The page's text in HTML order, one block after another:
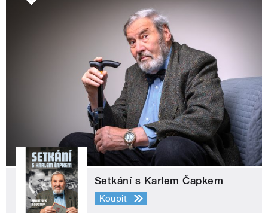
Setkání s Karlem Čapkem
Koupit